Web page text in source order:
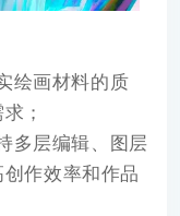
绘画材料的质
；
多层编辑、图层
作效率和作品